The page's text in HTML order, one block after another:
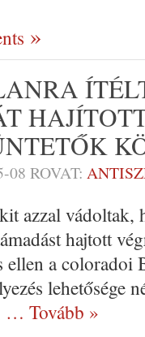
08 ROVAT:
azzal vádoltak,
hajtott
ellen a coloradoi
lehetősége
… Tovább »